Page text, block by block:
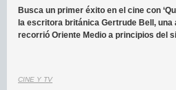
Busca un primer éxito en el cine con
la escritora británica Gertrude Bell, una
recorrió Oriente Medio a principios del
CINE Y TV